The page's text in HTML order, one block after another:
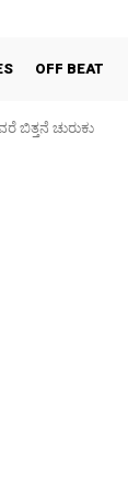
OFF BEAT
ಚುರುಕು
ಗಾಯ –